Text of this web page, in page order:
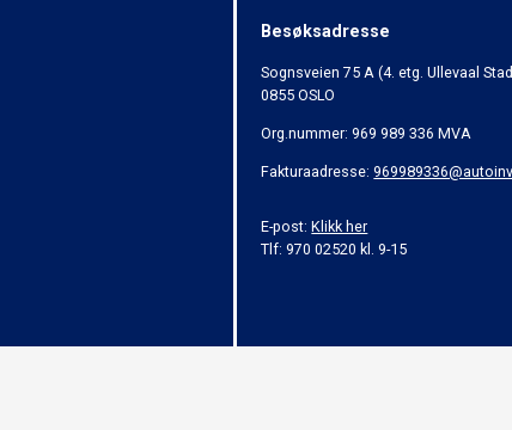
Besøksadresse
Sognsveien 75 A (4. etg. Ullevaal
0855 OSLO
Org.nummer: 969 989 336 MVA
Fakturaadresse:
E-post:Klikk her
Tlf: 970 02520 kl. 9-15